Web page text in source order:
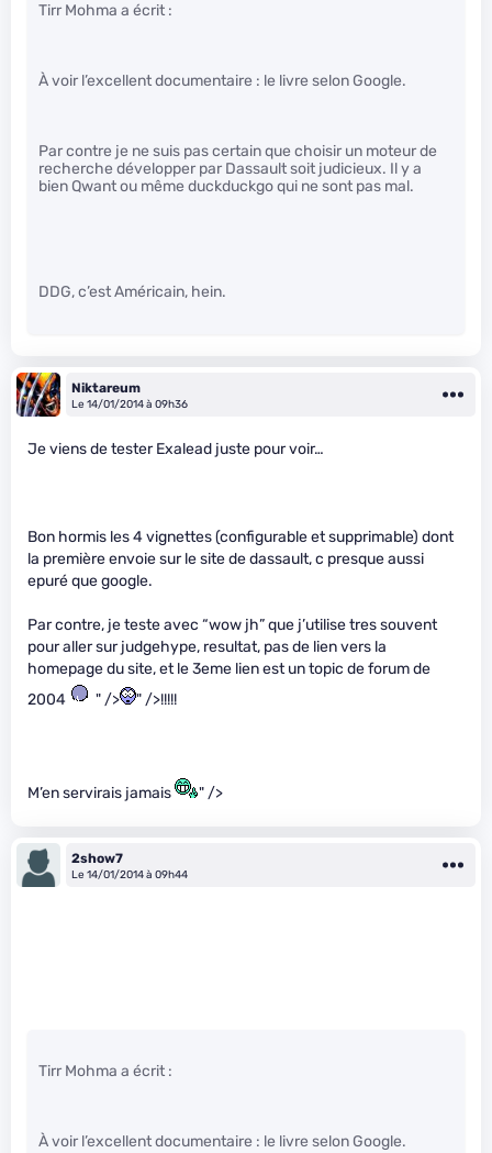
Tirr Mohma a écrit :
À voir l’excellent documentaire : le livre selon Google.
Par contre je ne suis pas certain que choisir un moteur de
recherche développer par Dassault soit judicieux. Il y a
bien Qwant ou même duckduckgo qui ne sont pas mal.
DDG, c’est Américain, hein.
Niktareum
Le 14/01/2014 à 09h36
Je viens de tester Exalead juste pour voir…
Bon hormis les 4 vignettes (configurable et supprimable) dont
la première envoie sur le site de dassault, c presque aussi
epuré que google.
Par contre, je teste avec “wow jh” que j’utilise tres souvent
pour aller sur judgehype, resultat, pas de lien vers la
homepage du site, et le 3eme lien est un topic de forum de
2004
" /> " />!!!!!
M’en servirais jamais " />
2show7
Le 14/01/2014 à 09h44
Tirr Mohma a écrit :
À voir l’excellent documentaire : le livre selon Google.